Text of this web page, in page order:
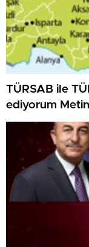
TÜRSAB ile
ediyorum